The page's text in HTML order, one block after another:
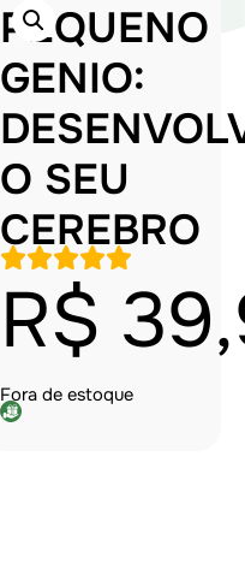
PEQUENO
GENIO:
O SEU
CEREBRO
R$
Fora de estoque